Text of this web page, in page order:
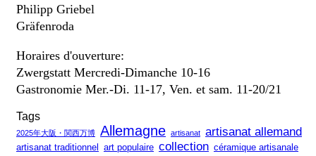
Philipp Griebel
Gräfenroda
Horaires d'ouverture:
Zwergstatt Mercredi-Dimanche 10-16
Gastronomie Mer.-Di. 11-17, Ven. et sam. 11-20/21
Tags
2025年大阪・関西万博 Allemagne artisanat artisanat allemand
artisanat traditionnel art populaire collection céramique artisanale